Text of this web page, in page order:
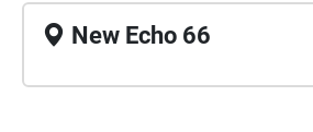
New Echo 66